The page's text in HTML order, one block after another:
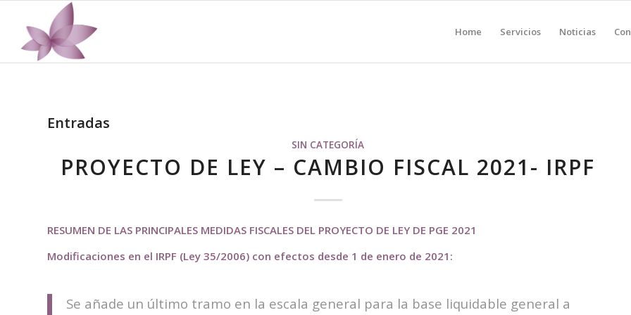
Home Servicios Noticias
Entradas
SIN CATEGORÍA
PROYECTO DE LEY – CAMBIO FISCAL 2021- IRPF
RESUMEN DE LAS PRINCIPALES MEDIDAS FISCALES DEL PROYECTO DE LEY DE PGE 2021
Modificaciones en el IRPF (Ley 35/2006) con efectos desde 1 de enero de 2021:
Se añade un último tramo en la escala general para la base liquidable general a